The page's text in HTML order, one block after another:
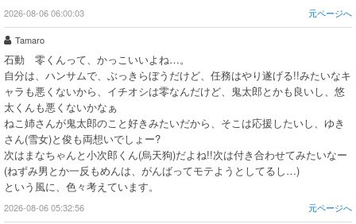
2026-08-06 06:00:03 元ページへ
Tamaro
石動 零くんって、かっこいいよね…。
自分は、ハンサムで、ぶっきらぼうだけど、任務はやり遂げる!!みたいなキ
ャラも悪くないから、イチオシは零なんだけど、鬼太郎とかも良いし、悠
太くんも悪くないかなぁ
ねこ姉さんが鬼太郎のこと好きみたいだから、そこは応援したいし、ゆき
さん(雪女)と俊も両想いでしょー?
次はまなちゃんと小次郎くん(烏天狗)だよね!!次は付き合わせてみたいなー
(ねずみ男とか一反もめんは、がんばってモテようとしてるし…)
という風に、色々考えています。
2026-08-06 05:32:56 元ページへ